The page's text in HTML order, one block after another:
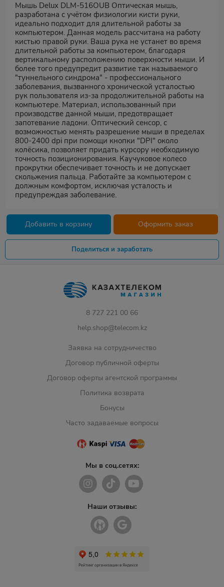
Мышь Delux DLM-516OUB Оптическая мышь,
разработана с учётом физиологии кисти руки,
идеально подходит для длительной работы за
компьютером. Данная модель рассчитана на работу
кистью правой руки. Ваша рука не устанет во время
длительной работы за компьютером, благодаря
вертикальному расположению поверхности мыши. И
более того предупредит развитие так называемого
"туннельного синдрома" - профессионального
заболевания, вызванного хронической усталостью
рук пользователя из-за продолжительной работы на
компьютере. Материал, использованный при
производстве данной мыши, предотвращает
запотевание ладони. Оптический сенсор, с
возможностью менять разрешение мыши в пределах
800-2400 dpi при помощи кнопки "DPI" около
колёсика, позволяет придать курсору необходимую
точность позиционирования. Каучуковое колесо
прокрутки обеспечивает точность и не допускает
скольжения пальца. Работайте за компьютером с
должным комфортом, исключая усталость и
предупреждая заболевание.
Добавить в корзину Оформить заказ
Поделиться и заработать
8 727 221 00 66
help.shop@telecom.kz
Заявка на сотрудничество
Договор публичной оферты
Договор оферты агентской программы
Политика возврата
Бонусы
Часто задаваемые вопросы
Мы в соц.сетях:
Наши отзывы: